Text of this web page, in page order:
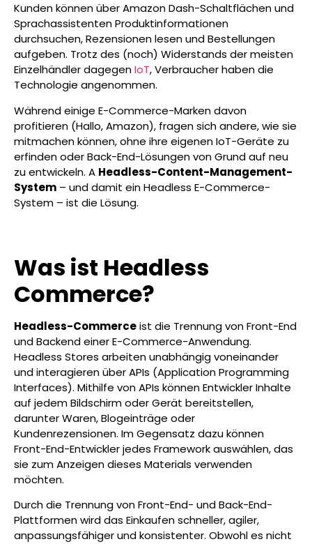
Kunden können über Amazon Dash-Schaltflächen und
Sprachassistenten Produktinformationen
durchsuchen, Rezensionen lesen und Bestellungen
aufgeben. Trotz des (noch) Widerstands der meisten
Einzelhändler dagegenIoT, Verbraucher haben die
Technologie angenommen.
Während einige E-Commerce-Marken davon
profitieren (Hallo, Amazon), fragen sich andere, wie sie
mitmachen können, ohne ihre eigenen IoT-Geräte zu
erfinden oder Back-End-Lösungen von Grund auf neu
zu entwickeln. A Headless-Content-Management-
System – und damit ein Headless E-Commerce-
System – ist die Lösung.
Was ist Headless
Commerce?
Headless-Commerceist die Trennung von Front-End
und Backend einer E-Commerce-Anwendung.
Headless Stores arbeiten unabhängig voneinander
und interagieren über APIs (Application Programming
Interfaces). Mithilfe von APIs können Entwickler Inhalte
auf jedem Bildschirm oder Gerät bereitstellen,
darunter Waren, Blogeinträge oder
Kundenrezensionen. Im Gegensatz dazu können
Front-End-Entwickler jedes Framework auswählen, das
sie zum Anzeigen dieses Materials verwenden
möchten.
Durch die Trennung von Front-End- und Back-End-
Plattformen wird das Einkaufen schneller, agiler,
anpassungsfähiger und konsistenter. Obwohl es nicht